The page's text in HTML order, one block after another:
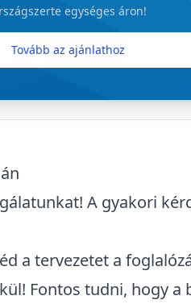
egységes áron!
Tovább az ajánlathoz
A gyakori
a tervezetet a
Fontos tudni, hogy a